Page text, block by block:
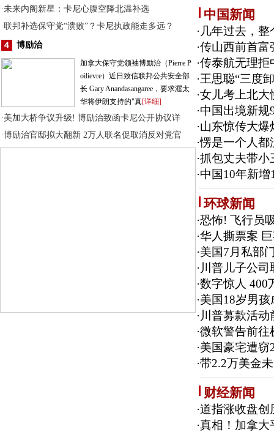
·未来内阁新星：卡尼心腹空降北温补选
·联邦补选保守党“溃败”？卡尼执政能走多远？
博励治
加拿大保守党领袖博励治（Pierre P
oilievre）近日致信联邦公共安全部
长 Gary Anandasangaree，要求渥太
华将伊朗支持的"真[详细]
·美加大桥争议升级! 博励治致函卡尼公开协议详
·博励治官邸拟大翻新 2万人联名促取消反对党官
中国新闻
· 几年过去，
·传山西前首富
·传泰航无理拒
·王思聪“三度
·女儿考上北大
·中国出境新规
·山东惊传大爆
·愣是一个人都
·抓包丈夫带小
·中国10年新
环球新闻
·恐怖! 飞行员
·华人撕票案
·美国7月私部
·川普儿子公
·数字惊人 400
·美国18岁男
·川普募款活
·微软警告前往
·美国豪宅遭窃
·带2.2万美金
财经新闻
·道指涨收盘创
·真相！加拿大